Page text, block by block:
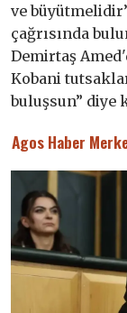
ve
çağrısında
Demirtaş
Kobani
buluşsun” diye
Agos Haber